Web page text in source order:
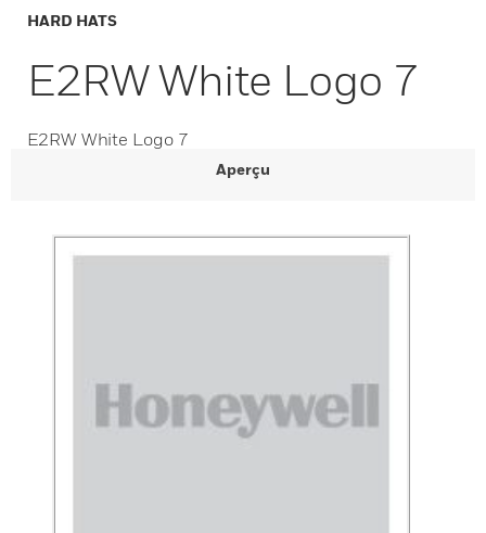
HARD HATS
E2RW White Logo 7
E2RW White Logo 7
Aperçu